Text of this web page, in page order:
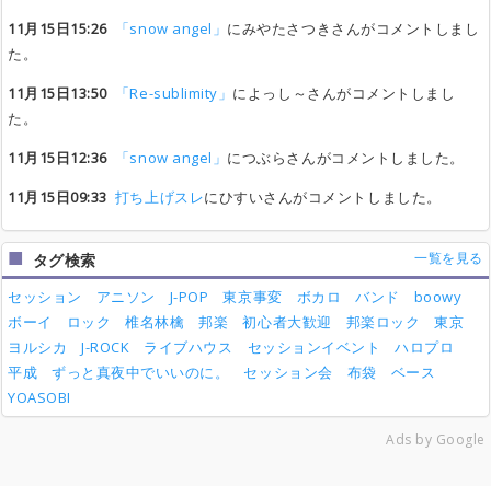
11月15日15:26
「snow angel」 にみやたさつきさんがコメントしまし
た。
11月15日13:50
「Re-sublimity」 によっし～さんがコメントしまし
た。
11月15日12:36
「snow angel」 につぶらさんがコメントしました。
11月15日09:33 打ち上げスレにひすいさんがコメントしました。
タグ検索 一覧を見る
セッション アニソン J-POP 東京事変 ボカロ バンド
boowy
ボーイ
ロック 椎名林檎 邦楽 初心者大歓迎 邦楽ロック
東京
ヨルシカ
J-ROCK ライブハウス セッションイベント
ハロプロ
平成
ずっと真夜中でいいのに。 セッション会 布袋
ベース
YOASOBI
Ads by Google